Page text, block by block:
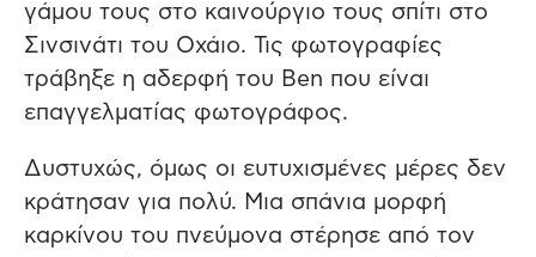
γάμου τους στο καινούργιο τους σπίτι στο
Σινσινάτι του Οχάιο. Τις φωτογραφίες
τράβηξε η αδερφή του Ben που είναι
επαγγελματίας φωτογράφος.
Δυστυχώς, όμως οι ευτυχισμένες μέρες δεν
κράτησαν για πολύ. Μια σπάνια μορφή
καρκίνου του πνεύμονα στέρησε από τον